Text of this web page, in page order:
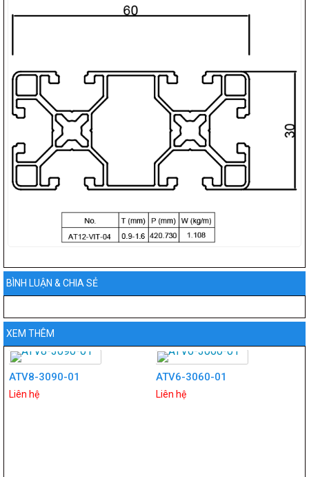
BÌNH LUẬN & CHIA SẺ
XEM THÊM
ATV8-3090-01
Liên hệ
ATV6-3060-01
Liên hệ